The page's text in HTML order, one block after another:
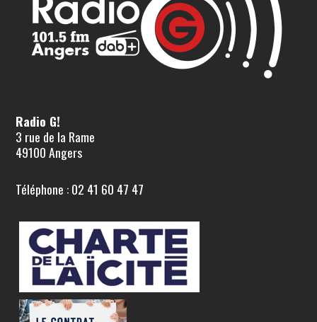
Radio G!
3 rue de la Rame
49100 Angers
Téléphone : 02 41 60 47 47